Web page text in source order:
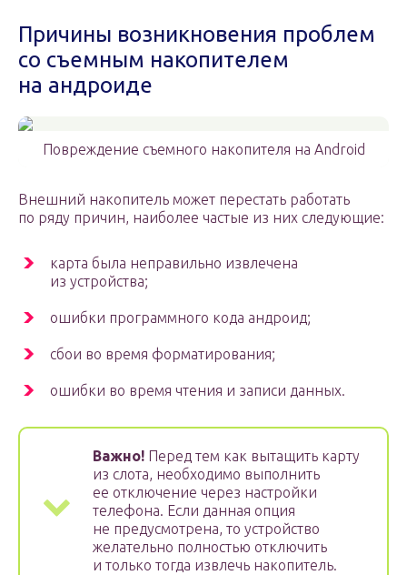
Причины возникновения проблем
со съемным накопителем
на андроиде
Повреждение съемного накопителя на Android
Внешний накопитель может перестать работать
по ряду причин, наиболее частые из них следующие:
карта была неправильно извлечена
из устройства;
ошибки программного кода андроид;
сбои во время форматирования;
ошибки во время чтения и записи данных.
Важно! Перед тем как вытащить карту
из слота, необходимо выполнить
ее отключение через настройки
телефона. Если данная опция
не предусмотрена, то устройство
желательно полностью отключить
и только тогда извлечь накопитель.